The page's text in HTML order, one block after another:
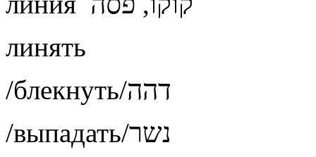
линять
/блекнуть/דהה
/выпадать/נשר